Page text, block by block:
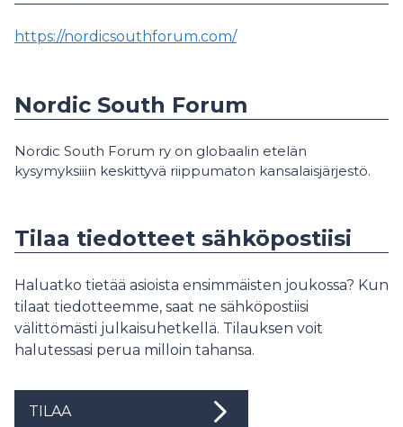
https://nordicsouthforum.com/
Nordic South Forum
Nordic South Forum ry on globaalin etelän
kysymyksiiin keskittyvä riippumaton kansalaisjärjestö.
Tilaa tiedotteet sähköpostiisi
Haluatko tietää asioista ensimmäisten joukossa? Kun
tilaat tiedotteemme, saat ne sähköpostiisi
välittömästi julkaisuhetkellä. Tilauksen voit
halutessasi perua milloin tahansa.
TILAA